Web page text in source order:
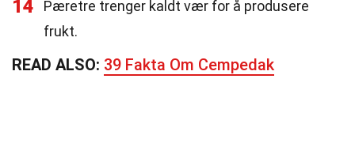
14
Pæretre trenger kaldt vær for å produsere
frukt.
READ ALSO: 39 Fakta Om Cempedak